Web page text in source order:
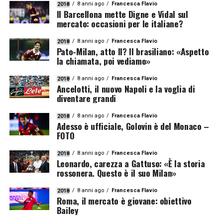
2018 8 anni ago Francesca Flavio
Il Barcellona mette Digne e Vidal sul
mercato: occasioni per le italiane?
2018 8 anni ago Francesca Flavio
Pato-Milan, atto II? Il brasiliano: «Aspetto
la chiamata, poi vediamo»
2018 8 anni ago Francesca Flavio
Ancelotti, il nuovo Napoli e la voglia di
diventare grandi
2018 8 anni ago Francesca Flavio
Adesso è ufficiale, Golovin è del Monaco –
FOTO
2018 8 anni ago Francesca Flavio
Leonardo, carezza a Gattuso: «È la storia
rossonera. Questo è il suo Milan»
2018 8 anni ago Francesca Flavio
Roma, il mercato è giovane: obiettivo
Bailey